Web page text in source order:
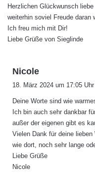
Herzlichen Glückwunsch
weiterhin soviel Freude daran
Ich freu mich mit Dir!
Liebe Grüße von Sieglinde
Nicole
a
t
:
18. März 2024 um 17:05 Uhr
Deine Worte sind wie
Ich bin auch sehr dankbar
außer der eigenen gibt es
Vielen Dank für deine
wie dort, noch sehr lange
Liebe Grüße
Nicole